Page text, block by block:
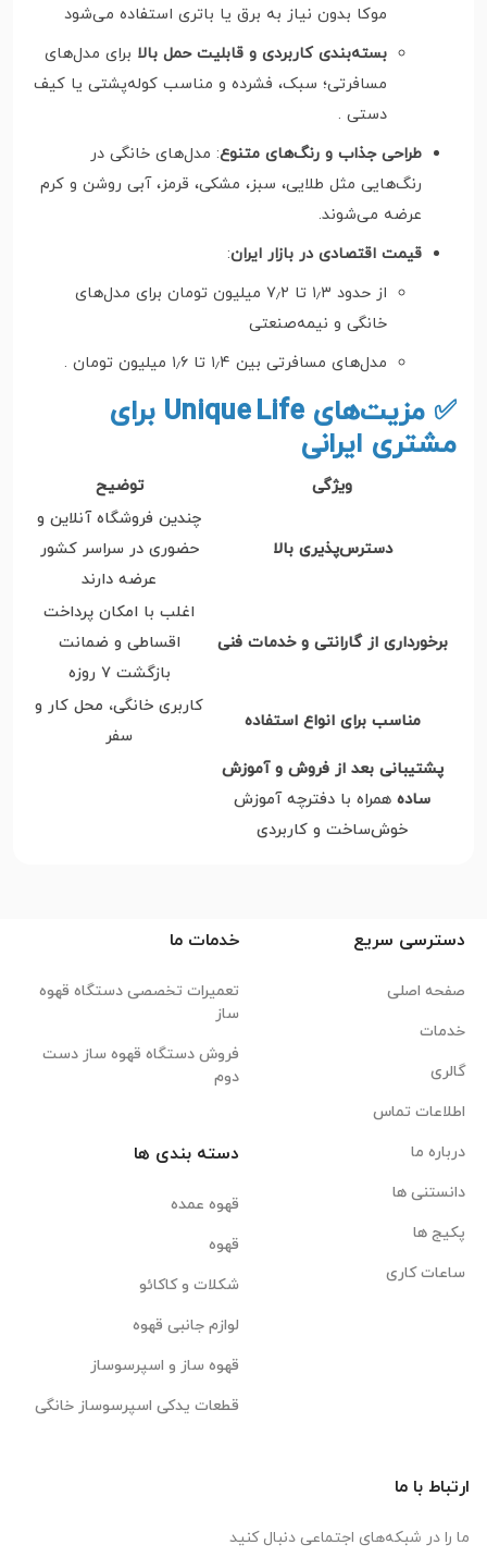
موکا بدون نیاز به برق یا باتری استفاده می‌شود
بسته‌بندی کاربردی و قابلیت حمل بالا برای مدل‌های
مسافرتی؛ سبک، فشرده و مناسب کوله‌پشتی یا کیف
دستی .
طراحی جذاب و رنگ‌های متنوع: مدل‌های خانگی در
رنگ‌هایی مثل طلایی، سبز، مشکی، قرمز، آبی روشن و کرم
عرضه می‌شوند.
قیمت اقتصادی در بازار ایران:
از حدود ۱٫۳ تا ۷٫۲ میلیون تومان برای مدل‌های
خانگی و نیمه‌صنعتی
مدل‌های مسافرتی بین ۱٫۴ تا ۱٫۶ میلیون تومان .
✅ مزیت‌های Unique Life برای
مشتری ایرانی
ویژگی توضیح
دسترس‌پذیری بالا
چندین فروشگاه آنلاین و
حضوری در سراسر کشور
عرضه دارند
برخورداری از گارانتی و خدمات فنی‎
اغلب با امکان پرداخت
اقساطی و ضمانت
بازگشت ۷ روزه
مناسب برای انواع استفاده
کاربری خانگی، محل کار و
سفر
پشتیبانی بعد از فروش و آموزش
ساده همراه با دفترچه آموزش
خوش‌ساخت و کاربردی
دسترسی سریع
صفحه اصلی
خدمات
گالری
اطلاعات تماس
درباره ما
دانستنی ها
پکیج ها
ساعات کاری
خدمات ما
تعمیرات تخصصی دستگاه قهوه
ساز
فروش دستگاه قهوه ساز دست
دوم
دسته بندی ها
قهوه عمده
قهوه
شکلات و کاکائو
لوازم جانبی قهوه
قهوه ساز و اسپرسوساز
قطعات یدکی اسپرسوساز خانگی
ارتباط با ما
ما را در شبکه‌های اجتماعی دنبال کنید